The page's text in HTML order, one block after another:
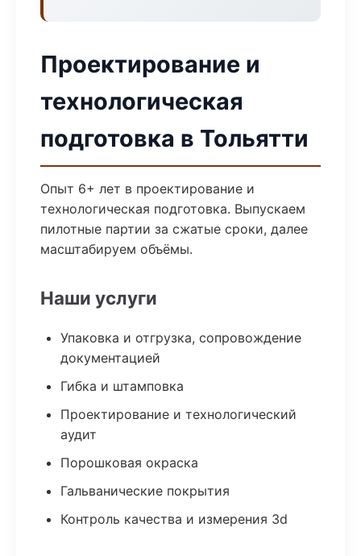
Проектирование и
технологическая
подготовка в Тольятти
Опыт 6+ лет в проектирование и
технологическая подготовка. Выпускаем
пилотные партии за сжатые сроки, далее
масштабируем объёмы.
Наши услуги
Упаковка и отгрузка, сопровождение
документацией
Гибка и штамповка
Проектирование и технологический
аудит
Порошковая окраска
Гальванические покрытия
Контроль качества и измерения 3d